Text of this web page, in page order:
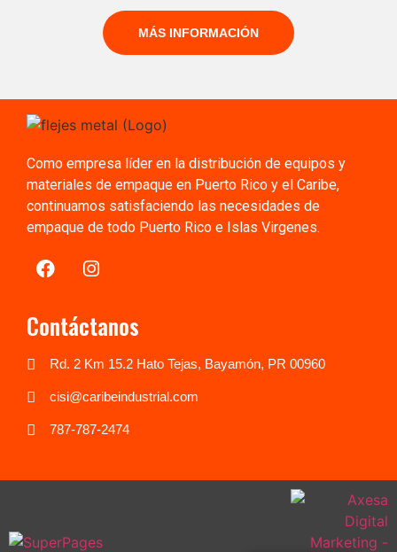
MÁS INFORMACIÓN
Como empresa líder en la distribución de equipos y
materiales de empaque en Puerto Rico y el Caribe,
continuamos satisfaciendo las necesidades de
empaque de todo Puerto Rico e Islas Virgenes.
Contáctanos
Rd. 2 Km 15.2 Hato Tejas, Bayamón, PR 00960
cisi@caribeindustrial.com
787-787-2474